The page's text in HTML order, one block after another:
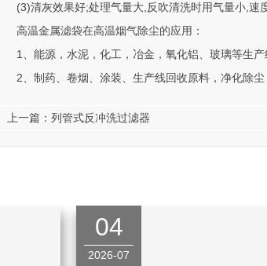
(3)清灰效果好;处理气量大,反吹清洗时用气量小,速
高温金属滤袋在高温烟气除尘的应用：
1、能源，水泥，化工，冶金，氧化铝、玻璃等生产
2、制药、卷烟、涂装、生产线回收原料，净化除尘
上一篇： 列管式反冲洗过滤器
04
2026-07